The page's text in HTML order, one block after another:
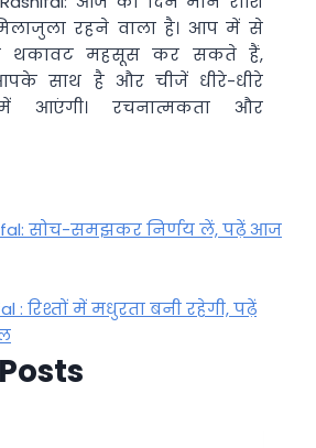
रहने वाला है। आप में से
थकावट महसूस कर सकते हैं,
साथ है और चीजें धीरे-धीरे
रचनात्मकता और
सोच-समझकर निर्णय लें, पढ़ें आज
: रिश्तों में मधुरता बनी रहेगी, पढ़ें